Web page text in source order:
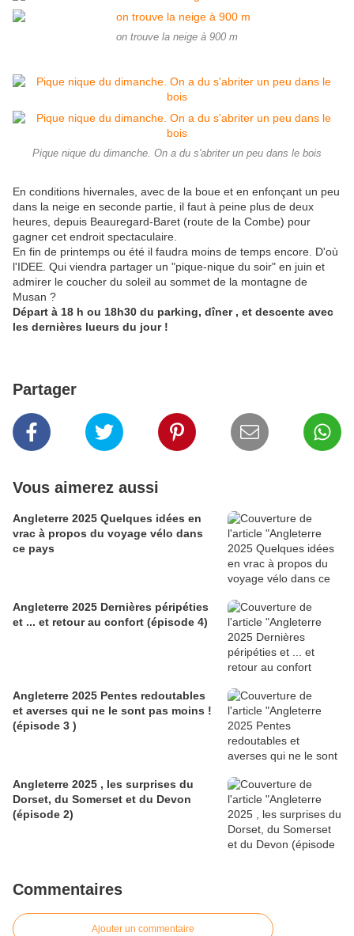
on trouve la neige à 900 m
Pique nique du dimanche. On a du s'abriter un peu dans le bois
En conditions hivernales, avec de la boue et en enfonçant un peu
dans la neige en seconde partie, il faut à peine plus de deux
heures, depuis Beauregard-Baret (route de la Combe) pour
gagner cet endroit spectaculaire.
En fin de printemps ou été il faudra moins de temps encore. D'où
l'IDEE. Qui viendra partager un "pique-nique du soir" en juin et
admirer le coucher du soleil au sommet de la montagne de
Musan ?
Départ à 18 h ou 18h30 du parking, dîner , et descente avec
les dernières lueurs du jour !
Partager
Vous aimerez aussi
Angleterre 2025 Quelques idées en
vrac à propos du voyage vélo dans
ce pays
Angleterre 2025 Dernières péripéties
et ... et retour au confort (épisode 4)
Angleterre 2025 Pentes redoutables
et averses qui ne le sont pas moins !
(épisode 3 )
Angleterre 2025 , les surprises du
Dorset, du Somerset et du Devon
(épisode 2)
Commentaires
Ajouter un commentaire